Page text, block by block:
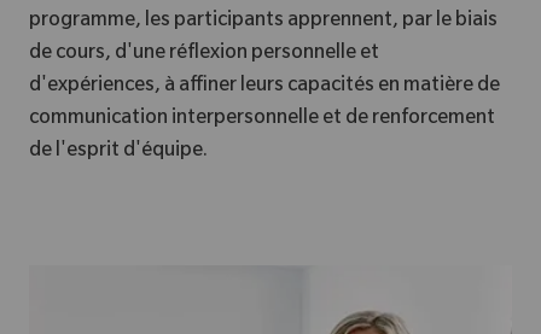
programme, les participants apprennent, par le biais
de cours, d'une réflexion personnelle et
d'expériences, à affiner leurs capacités en matière de
communication interpersonnelle et de renforcement
de l'esprit d'équipe.